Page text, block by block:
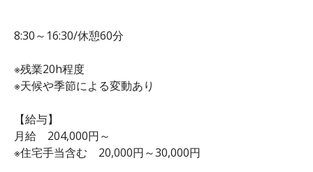
8:30～16:30/休憩60分
※残業20h程度
※天候や季節による変動あり
【給与】
月給 204,000円～
※住宅手当含む 20,000円～30,000円